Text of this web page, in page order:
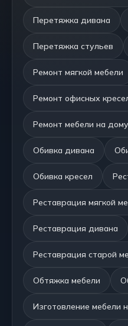
Перетяжка дивана
Перетяжка стульев
Ремонт мягкой мебели
Ремонт офисных
Ремонт мебели на дому
Обивка дивана
Обивка кресел
Реставрация мягкой
Реставрация дивана
Реставрация старой
Обтяжка мебели
Изготовление мебели